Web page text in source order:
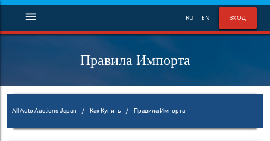
ВХОД
RU EN
menu
Правила Импорта
All Auto Auctions Japan / Как Купить / Правила Импорта